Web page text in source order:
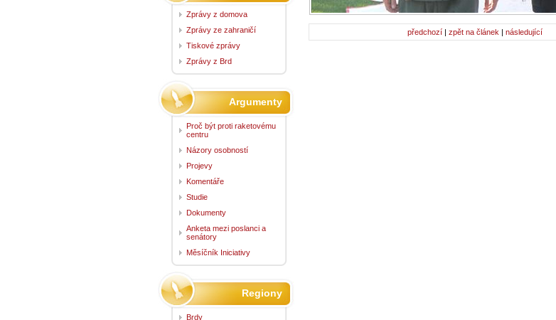
předchozí | zpět na článek | následující
Zprávy z domova
Zprávy ze zahraničí
Tiskové zprávy
Zprávy z Brd
Argumenty
Proč být proti raketovému
centru
Názory osobností
Projevy
Komentáře
Studie
Dokumenty
Anketa mezi poslanci a
senátory
Měsíčník Iniciativy
Regiony
Brdy